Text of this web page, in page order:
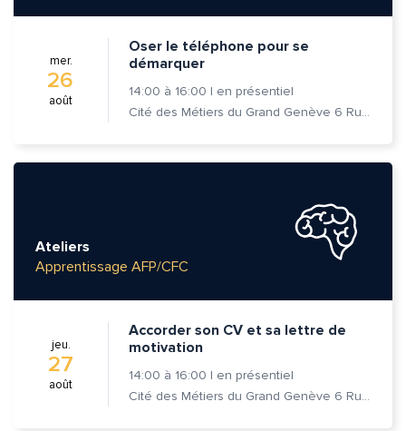
mer.
26
août
Oser le téléphone pour se
démarquer
14:00 à 16:00 | en présentiel
Cité des Métiers du Grand Genève 6 Rue Prévost-Martin 1205 Genève
Ateliers
Apprentissage AFP/CFC
jeu.
27
août
Accorder son CV et sa lettre de
motivation
14:00 à 16:00 | en présentiel
Cité des Métiers du Grand Genève 6 Rue Prévost-Martin 1205 Genève